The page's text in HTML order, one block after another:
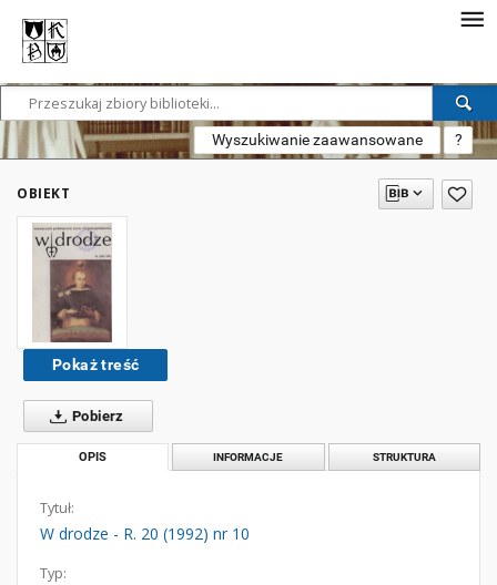
Wyszukiwanie zaawansowane ?
OBIEKT
Pokaż treść
Pobierz
OPIS INFORMACJE STRUKTURA
Tytuł:
W drodze - R. 20 (1992) nr 10
Typ: